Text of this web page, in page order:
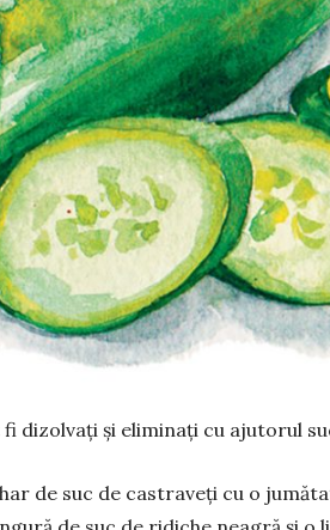
dizolvați și eliminați cu aju­torul
de suc de castraveți cu o